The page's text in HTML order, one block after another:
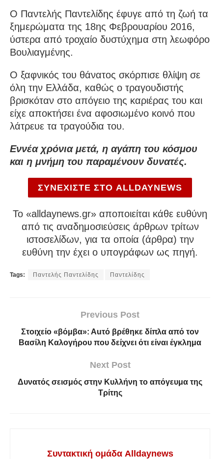
Ο Παντελής Παντελίδης έφυγε από τη ζωή τα
ξημερώματα της 18ης Φεβρουαρίου 2016,
ύστερα από τροχαίο δυστύχημα στη λεωφόρο
Βουλιαγμένης.
Ο ξαφνικός του θάνατος σκόρπισε θλίψη σε
όλη την Ελλάδα, καθώς ο τραγουδιστής
βρισκόταν στο απόγειο της καριέρας του και
είχε αποκτήσει ένα αφοσιωμένο κοινό που
λάτρευε τα τραγούδια του.
Εννέα χρόνια μετά, η αγάπη του κόσμου
και η μνήμη του παραμένουν δυνατές.
ΣΥΝΕΧΙΣΤΕ ΣΤΟ ALLDAYNEWS
To «alldaynews.gr» αποποιείται κάθε ευθύνη
από τις αναδημοσιεύσεις άρθρων τρίτων
ιστοσελίδων, για τα οποία (άρθρα) την
ευθύνη την έχει ο υπογράφων ως πηγή.
Tags: Παντελής Παντελίδης Παντελίδης
Previous Post
Στοιχείο «βόμβα»: Αuτό βρέθηκε δίπλα από τον
Βασίλη Καλογήρου που δείχνει ότι είναι έγκλημα
Next Post
Δυνατός σεισμός στην Κυλλήνη το απόγευμα της
Τρίτης
Συντακτική ομάδα Alldaynews